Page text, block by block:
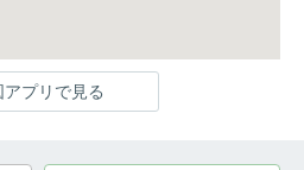
アプリで見る